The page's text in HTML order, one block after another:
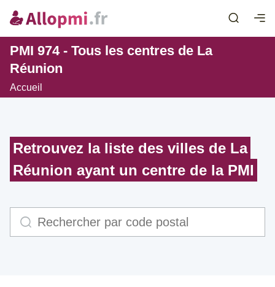
PMI 974 - Tous les centres de La
Réunion
Accueil
Retrouvez la liste des villes de La
Réunion ayant un centre de la PMI